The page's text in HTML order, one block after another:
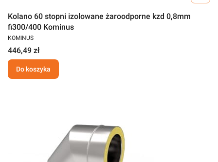
Kolano 60 stopni izolowane żaroodporne kzd 0,8mm
fi300/400 Kominus
KOMINUS
446,49 zł
Do koszyka